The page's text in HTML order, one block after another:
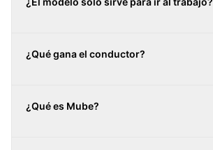
¿Qué gana el conductor?
¿Qué es Mube?